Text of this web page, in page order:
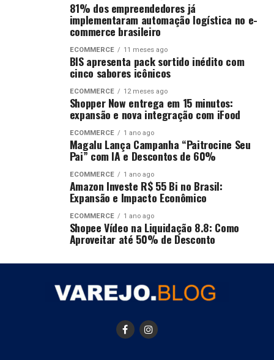
81% dos empreendedores já
implementaram automação logística no e-
commerce brasileiro
ECOMMERCE 11 meses ago
BIS apresenta pack sortido inédito com
cinco sabores icônicos
ECOMMERCE 12 meses ago
Shopper Now entrega em 15 minutos:
expansão e nova integração com iFood
ECOMMERCE 1 ano ago
Magalu Lança Campanha “Paitrocine Seu
Pai” com IA e Descontos de 60%
ECOMMERCE 1 ano ago
Amazon Investe R$ 55 Bi no Brasil:
Expansão e Impacto Econômico
ECOMMERCE 1 ano ago
Shopee Vídeo na Liquidação 8.8: Como
Aproveitar até 50% de Desconto